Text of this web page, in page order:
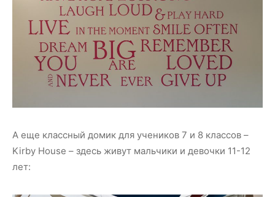
А еще классный домик для учеников 7 и 8 классов –
Kirby House – здесь живут мальчики и девочки 11-12
лет: